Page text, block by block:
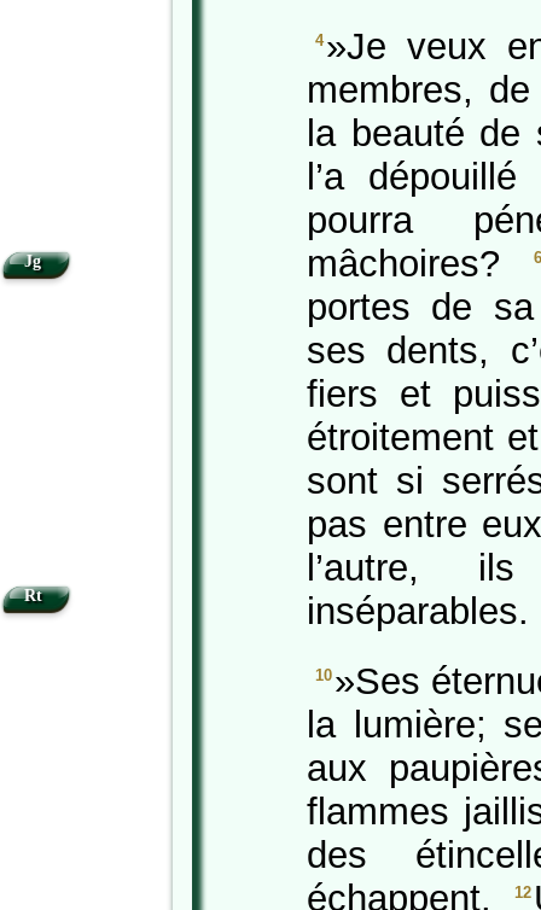
4 »Je veux
membres,
la beauté
l’a
pourra
mâchoires?
6
portes de
ses dents,
fiers et
étroitement
sont si
pas entre
l’autre,
inséparables.
10 »Ses
la lumière;
aux
flammes
des
échappent.
12
Jg
Rt